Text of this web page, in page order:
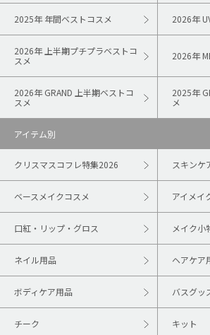
2025年 年間ベストコスメ 2026年
2026年 上半期プチプラベストコ
スメ
2026年
2026年 GRAND 上半期ベストコ
スメ
2025年
メ
アイテム別
クリスマスコフレ特集2026 スキンケ
ベースメイクコスメ アイメイ
口紅・リップ・グロス メイク小
ネイル用品 ヘアケア
ボディケア用品 バスグッ
チーク キット